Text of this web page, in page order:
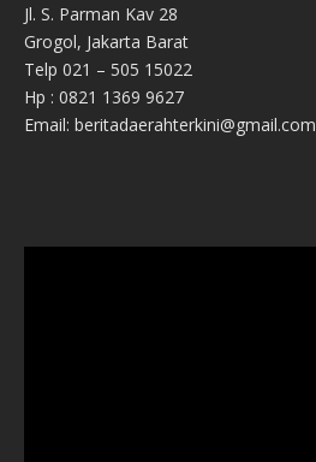
Jl. S. Parman Kav 28
Grogol, Jakarta Barat
Telp 021 – 505 15022
Hp : 0821 1369 9627
Email: beritadaerahterkini@gmail.com